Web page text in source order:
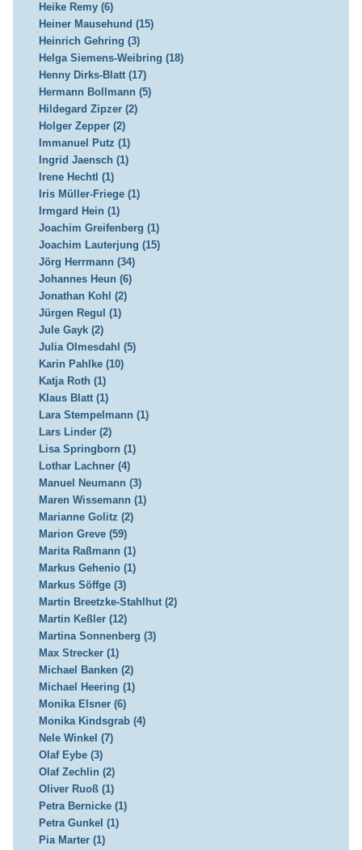
Heike Remy (6)
Heiner Mausehund (15)
Heinrich Gehring (3)
Helga Siemens-Weibring (18)
Henny Dirks-Blatt (17)
Hermann Bollmann (5)
Hildegard Zipzer (2)
Holger Zepper (2)
Immanuel Putz (1)
Ingrid Jaensch (1)
Irene Hechtl (1)
Iris Müller-Friege (1)
Irmgard Hein (1)
Joachim Greifenberg (1)
Joachim Lauterjung (15)
Jörg Herrmann (34)
Johannes Heun (6)
Jonathan Kohl (2)
Jürgen Regul (1)
Jule Gayk (2)
Julia Olmesdahl (5)
Karin Pahlke (10)
Katja Roth (1)
Klaus Blatt (1)
Lara Stempelmann (1)
Lars Linder (2)
Lisa Springborn (1)
Lothar Lachner (4)
Manuel Neumann (3)
Maren Wissemann (1)
Marianne Golitz (2)
Marion Greve (59)
Marita Raßmann (1)
Markus Gehenio (1)
Markus Söffge (3)
Martin Breetzke-Stahlhut (2)
Martin Keßler (12)
Martina Sonnenberg (3)
Max Strecker (1)
Michael Banken (2)
Michael Heering (1)
Monika Elsner (6)
Monika Kindsgrab (4)
Nele Winkel (7)
Olaf Eybe (3)
Olaf Zechlin (2)
Oliver Ruoß (1)
Petra Bernicke (1)
Petra Gunkel (1)
Pia Marter (1)